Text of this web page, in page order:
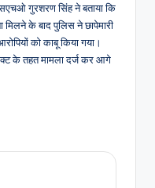
गुरशरण सिंह ने बताया कि
मिलने के बाद पुलिस ने छापेमारी
को काबू किया गया।
के तहत मामला दर्ज कर आगे